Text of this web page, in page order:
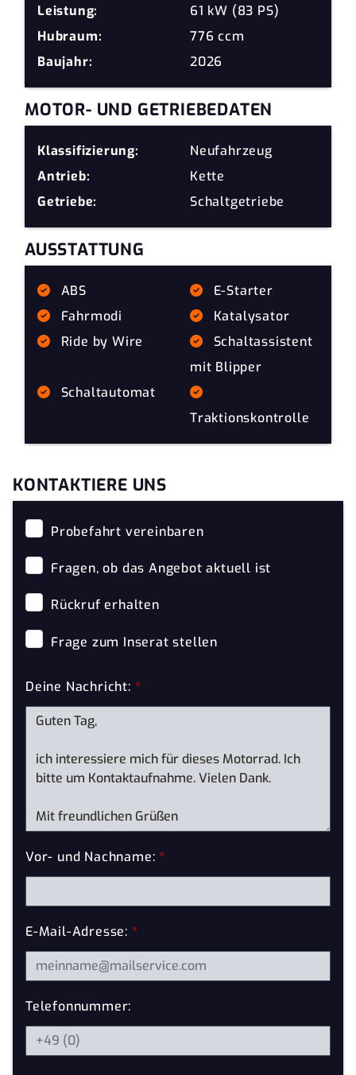
Leistung:
61 kW (83 PS)
Hubraum:
776 ccm
Baujahr:
2026
MOTOR- UND GETRIEBEDATEN
Klassifizierung:
Neufahrzeug
Antrieb:
Kette
Getriebe:
Schaltgetriebe
AUSSTATTUNG
ABS
E-Starter
Fahrmodi
Katalysator
Ride by Wire
Schaltassistent
mit Blipper
Schaltautomat
Traktionskontrolle
KONTAKTIERE UNS
Probefahrt vereinbaren
Fragen, ob das Angebot aktuell ist
Rückruf erhalten
Frage zum Inserat stellen
Deine Nachricht: *
Vor- und Nachname:*
E-Mail-Adresse: *
Telefonnummer: